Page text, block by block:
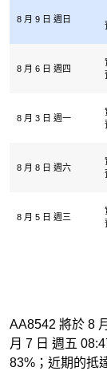
8 月 9 日 週日
8 月 6 日 週四
8 月 3 日 週一
8 月 8 日 週六
8 月 5 日 週三
AA8542 將於 8
月 7 日 週五
83%；近期的抵